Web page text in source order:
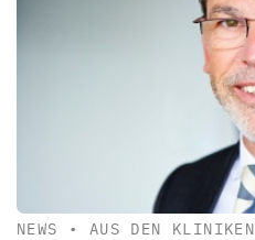
NEWS • AUS DEN KLINIKEN